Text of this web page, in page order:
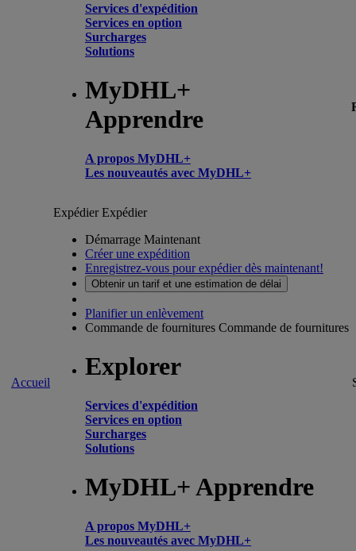
Services d'expédition
Services en option
Surcharges
Solutions
MyDHL+
Apprendre
A propos MyDHL+
Les nouveautés avec MyDHL+
Accueil
ExpédierExpédier
Démarrage Maintenant
Créer une expédition
Enregistrez-vous pour expédier dès maintenant!
Obtenir un tarif et une estimation de délai
Planifier un enlèvement
Commande de fournitures Commande de fournitures
Explorer
Services d'expédition
Services en option
Surcharges
Solutions
MyDHL+ Apprendre
A propos MyDHL+
Les nouveautés avec MyDHL+